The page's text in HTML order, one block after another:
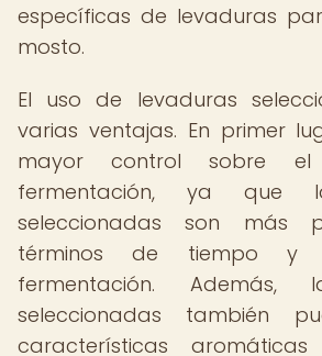
específicas de levaduras
mosto.
El uso de levaduras
varias ventajas. En primer
mayor control sobre
fermentación, ya que
seleccionadas son más
términos de tiempo y
fermentación. Además,
seleccionadas también
características